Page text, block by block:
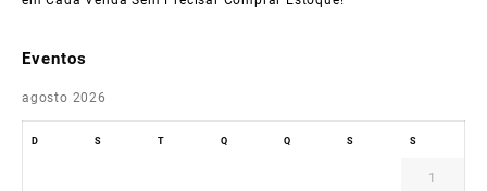
Eventos
agosto 2026
D S T Q Q S S
1